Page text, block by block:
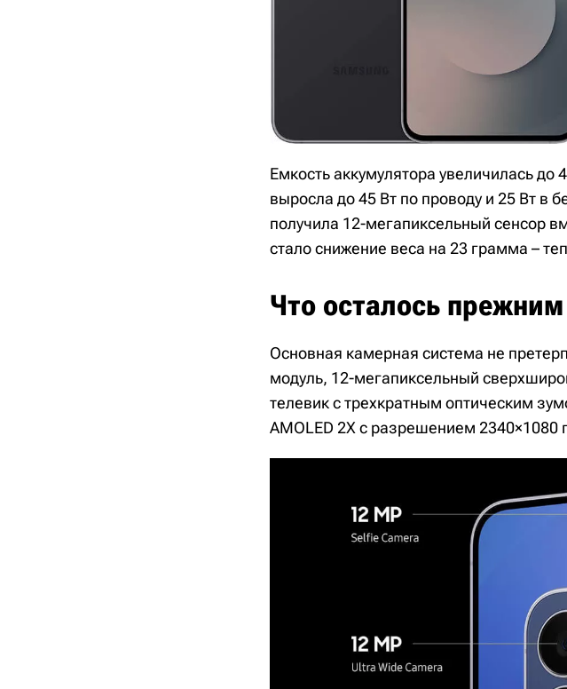
Емкость аккумулятора увеличилась
выросла до 45 Вт по проводу и 25 Вт в
получила 12-мегапиксельный сенсор
стало снижение веса на 23 грамма –
Что осталось прежним
Основная камерная система не
модуль, 12-мегапиксельный
телевик с трехкратным оптическим
AMOLED 2X с разрешением 2340×1080